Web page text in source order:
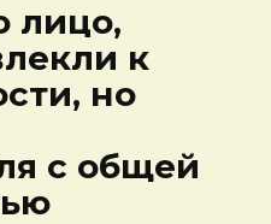
лицо,
к
, но
с общей